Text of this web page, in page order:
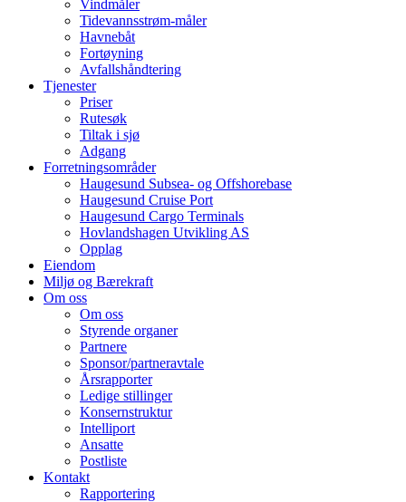
Vindmåler
Tidevannsstrøm-måler
Havnebåt
Fortøyning
Avfallshåndtering
Tjenester
Priser
Rutesøk
Tiltak i sjø
Adgang
Forretningsområder
Haugesund Subsea- og Offshorebase
Haugesund Cruise Port
Haugesund Cargo Terminals
Hovlandshagen Utvikling AS
Opplag
Eiendom
Miljø og Bærekraft
Om oss
Om oss
Styrende organer
Partnere
Sponsor/partneravtale
Årsrapporter
Ledige stillinger
Konsernstruktur
Intelliport
Ansatte
Postliste
Kontakt
Rapportering